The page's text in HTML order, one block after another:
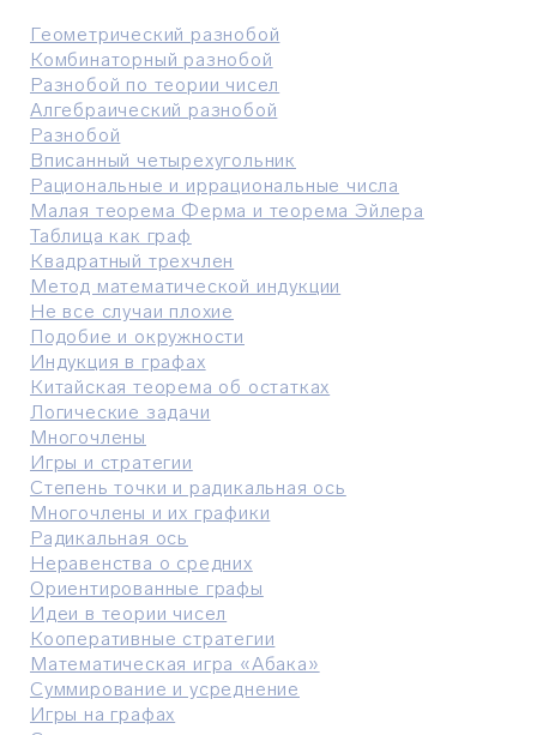
Геометрический разнобой
Комбинаторный разнобой
Разнобой по теории чисел
Алгебраический разнобой
Разнобой
Вписанный четырехугольник
Рациональные и иррациональные числа
Малая теорема Ферма и теорема Эйлера
Таблица как граф
Квадратный трехчлен
Метод математической индукции
Не все случаи плохие
Подобие и окружности
Индукция в графах
Китайская теорема об остатках
Логические задачи
Многочлены
Игры и стратегии
Степень точки и радикальная ось
Многочлены и их графики
Радикальная ось
Неравенства о средних
Ориентированные графы
Идеи в теории чисел
Кооперативные стратегии
Математическая игра «Абака»
Суммирование и усреднение
Игры на графах